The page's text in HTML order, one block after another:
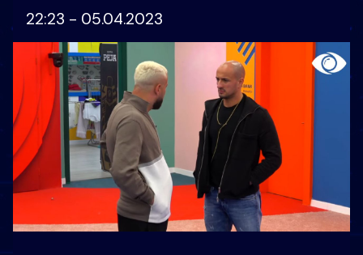
22:23 - 05.04.2023